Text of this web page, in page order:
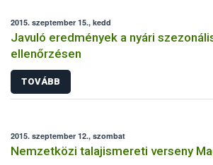
2015. szeptember 15., kedd
Javuló eredmények a nyári
ellenőrzésen
TOVÁBB
2015. szeptember 12., szombat
Nemzetközi talajismereti verseny